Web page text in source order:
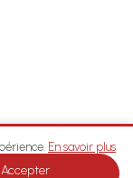
En savoir plus
Accepter